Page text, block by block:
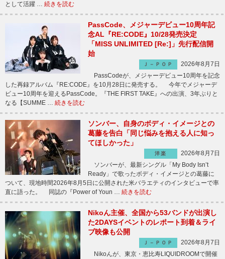
として活躍 … 続きを読む
PassCode、メジャーデビュー10周年記
念AL『RE:CODE』10/28発売決定
「MISS UNLIMITED [Re:]」先行配信開
始
Ｊ－ＰＯＰ
2026年8月7日
PassCodeが、メジャーデビュー10周年を記念
した再録アルバム『RE:CODE』を10月28日に発売する。 今年でメジャーデ
ビュー10周年を迎えるPassCode。『THE FIRST TAKE』への出演、3年ぶりと
なる【SUMME … 続きを読む
ソンバー、自身のボディ・イメージとの
葛藤を告白「同じ悩みを抱える人に知っ
てほしかった」
洋楽
2026年8月7日
ソンバーが、最新シングル「My Body Isn’t
Ready」で歌ったボディ・イメージとの葛藤に
ついて、現地時間2026年8月5日に公開された米バラエティのインタビューで率
直に語った。 同誌の『Power of Youn … 続きを読む
Nikoん主催、全国から53バンドが出演し
た2DAYSイベントのレポート到着＆ライ
ブ映像も公開
Ｊ－ＰＯＰ
2026年8月7日
Nikoんが、東京・恵比寿LIQUIDROOMで開催